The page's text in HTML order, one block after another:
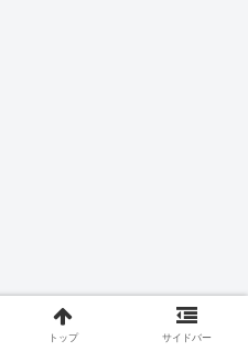
トップ サイドバー